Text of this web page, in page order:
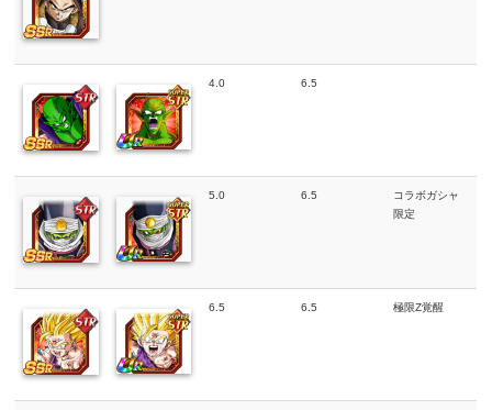
4.0 6.5
5.0 6.5
コラボガシャ
限定
6.5 6.5 極限Z覚醒